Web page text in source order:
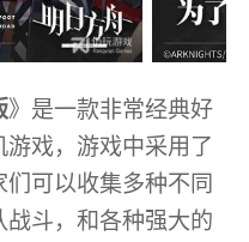
》是一款非常经典好
戏，游戏中采用了
可以收集多种不同
斗，和各种强大的